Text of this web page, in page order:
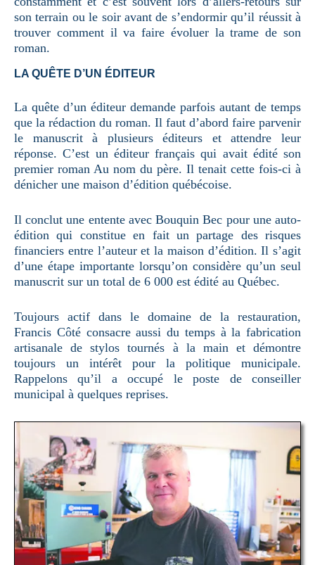
son terrain ou le soir avant de s’endormir qu’il réussit à
trouver comment il va faire évoluer la trame de son
roman.
LA QUÊTE D’UN ÉDITEUR
La quête d’un éditeur demande parfois autant de temps
que la rédaction du roman. Il faut d’abord faire parvenir
le manuscrit à plusieurs éditeurs et attendre leur
réponse. C’est un éditeur français qui avait édité son
premier roman Au nom du père. Il tenait cette fois-ci à
dénicher une maison d’édition québécoise.
Il conclut une entente avec Bouquin Bec pour une auto-
édition qui constitue en fait un partage des risques
financiers entre l’auteur et la maison d’édition. Il s’agit
d’une étape importante lorsqu’on considère qu’un seul
manuscrit sur un total de 6 000 est édité au Québec.
Toujours actif dans le domaine de la restauration,
Francis Côté consacre aussi du temps à la fabrication
artisanale de stylos tournés à la main et démontre
toujours un intérêt pour la politique municipale.
Rappelons qu’il a occupé le poste de conseiller
municipal à quelques reprises.